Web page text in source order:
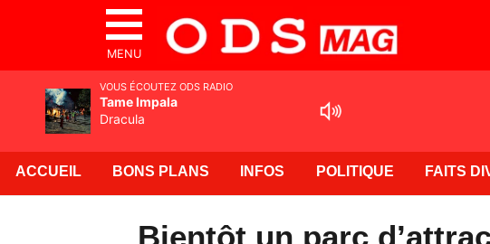
MENU
ACCUEIL BONS PLANS INFOS POLITIQUE FAITS
Bientôt un parc
VOUS ÉCOUTEZ ODS RADIO
Tame Impala
Dracula